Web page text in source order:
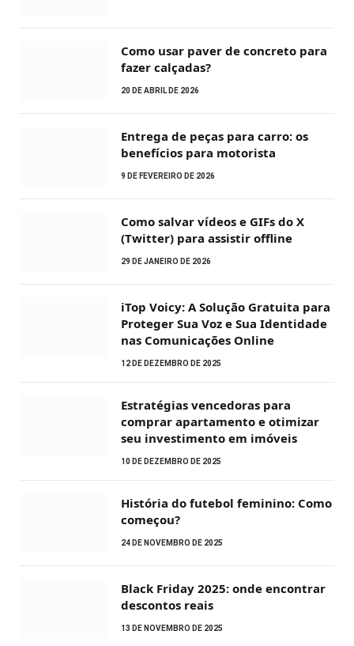
Como usar paver de concreto para
fazer calçadas?
20 DE ABRIL DE 2026
Entrega de peças para carro: os
benefícios para motorista
9 DE FEVEREIRO DE 2026
Como salvar vídeos e GIFs do X
(Twitter) para assistir offline
29 DE JANEIRO DE 2026
iTop Voicy: A Solução Gratuita para
Proteger Sua Voz e Sua Identidade
nas Comunicações Online
12 DE DEZEMBRO DE 2025
Estratégias vencedoras para
comprar apartamento e otimizar
seu investimento em imóveis
10 DE DEZEMBRO DE 2025
História do futebol feminino: Como
começou?
24 DE NOVEMBRO DE 2025
Black Friday 2025: onde encontrar
descontos reais
13 DE NOVEMBRO DE 2025